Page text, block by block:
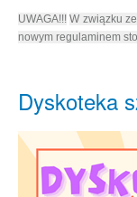
UWAGA!!! W związku
nowym regulaminem
Dyskoteka